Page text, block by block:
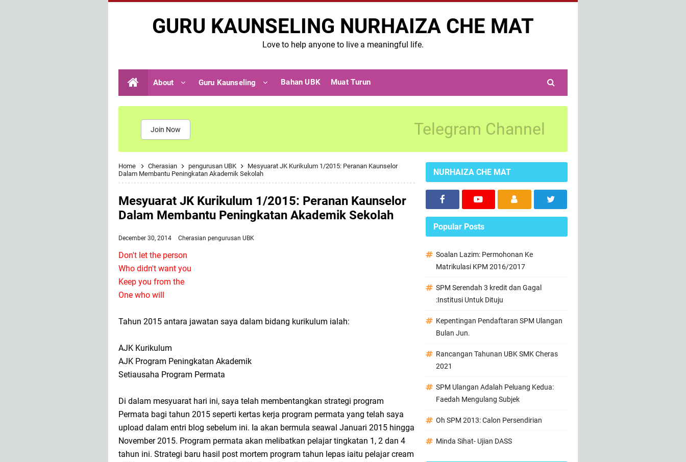
GURU KAUNSELING NURHAIZA CHE MAT
Love to help anyone to live a meaningful life.
About Guru Kaunseling Bahan UBK Muat Turun
Join Now Telegram Channel
Home Cherasian pengurusan UBK
Mesyuarat JK Kurikulum 1/2015: Peranan Kaunselor
Dalam Membantu Peningkatan Akademik Sekolah
Mesyuarat JK Kurikulum 1/2015: Peranan Kaunselor
Dalam Membantu Peningkatan Akademik Sekolah
December 30, 2014 Cherasian pengurusan UBK
Don't let the person
Who didn't want you
Keep you from the
One who will
Tahun 2015 antara jawatan saya dalam bidang kurikulum ialah:
AJK Kurikulum
AJK Program Peningkatan Akademik
Setiausaha Program Permata
Di dalam mesyuarat hari ini, saya telah membentangkan strategi program
Permata bagi tahun 2015 seperti kertas kerja program permata yang telah saya
upload dalam entri blog sebelum ini. Ia akan bermula seawal Januari 2015 hingga
November 2015. Program permata akan melibatkan pelajar tingkatan 1, 2 dan 4
tahun ini. Strategi baru hasil post mortem program tahun lepas iaitu pelajar cream
NURHAIZA CHE MAT
Popular Posts
Soalan Lazim: Permohonan Ke
Matrikulasi KPM 2016/2017
SPM Serendah 3 kredit dan Gagal
:Institusi Untuk Dituju
Kepentingan Pendaftaran SPM Ulangan
Bulan Jun.
Rancangan Tahunan UBK SMK Cheras
2021
SPM Ulangan Adalah Peluang Kedua:
Faedah Mengulang Subjek
Oh SPM 2013: Calon Persendirian
Minda Sihat- Ujian DASS